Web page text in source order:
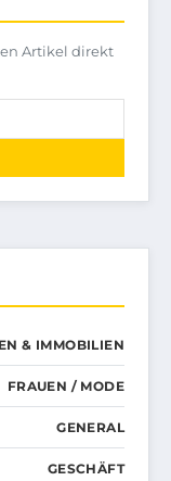
Artikel direkt
& IMMOBILIEN
FRAUEN / MODE
GENERAL
GESCHÄFT